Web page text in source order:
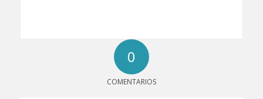
0
COMENTARIOS